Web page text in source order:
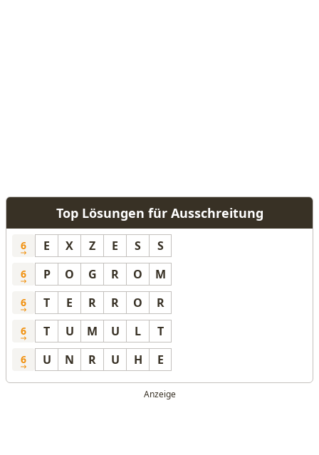
Top Lösungen für Ausschreitung
6 E X Z E S S
6 P O G R O M
6 T E R R O R
6 T U M U L T
6 U N R U H E